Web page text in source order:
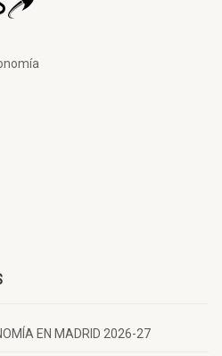
EN MADRID 2026-27